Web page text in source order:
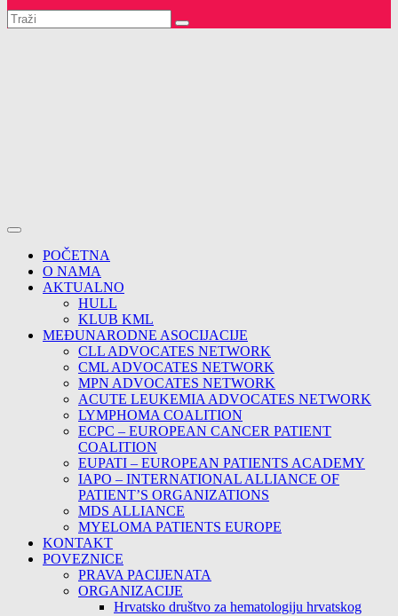
POČETNA
O NAMA
AKTUALNO
HULL
KLUB KML
MEĐUNARODNE ASOCIJACIJE
CLL ADVOCATES NETWORK
CML ADVOCATES NETWORK
MPN ADVOCATES NETWORK
ACUTE LEUKEMIA ADVOCATES NETWORK
LYMPHOMA COALITION
ECPC – EUROPEAN CANCER PATIENT
COALITION
EUPATI – EUROPEAN PATIENTS ACADEMY
IAPO – INTERNATIONAL ALLIANCE OF
PATIENT’S ORGANIZATIONS
MDS ALLIANCE
MYELOMA PATIENTS EUROPE
KONTAKT
POVEZNICE
PRAVA PACIJENATA
ORGANIZACIJE
Hrvatsko društvo za hematologiju hrvatskog